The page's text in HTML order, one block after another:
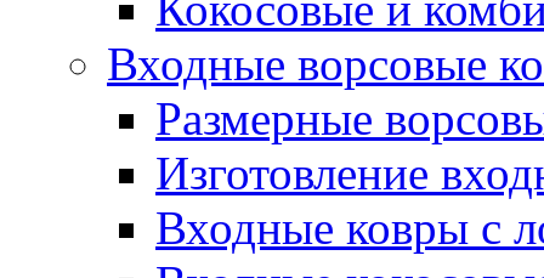
Входные ворсовые
Размерные
Изготовление
Входные ковры с